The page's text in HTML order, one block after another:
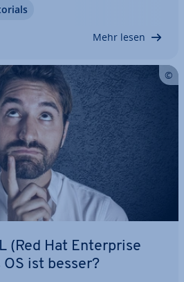
der In­stal­la­ti­on im
Mehr lesen
(Red Hat En­ter­pri­se
OS ist besser?